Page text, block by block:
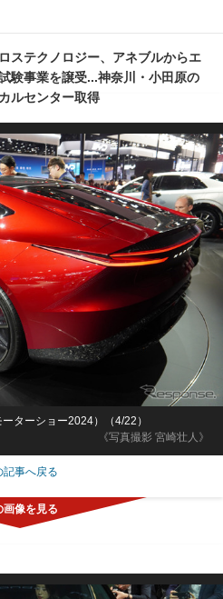
ステクノロジー、アネブルからエ
験事業を譲受...神奈川・小田原の
ルセンター取得
《写真撮影 宮崎壮人》
ターショー2024）（4/22）
記事へ戻る